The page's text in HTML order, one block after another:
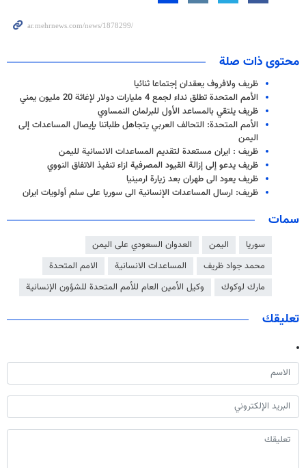
محتوى ذات صلة
ظريف ولافروف يعقدان إجتماعا ثنائيا
الأمم المتحدة تطلق نداء لجمع 4 مليارات دولار لإغاثة 20 مليون يمني
ظريف يلتقي بالمساعد الأول للبرلمان النمساوي
الأمم المتحدة: التحالف العربي يتجاهل طلباتنا بإيصال المساعدات إلى
اليمن
ظريف : ايران مستعدة لتقديم المساعدات الانسانية لليمن
ظريف يدعو إلى إزالة القيود المصرفية ازاء تنفيذ الاتفاق النووي
ظريف يعود الى طهران بعد زيارة ارمينيا
ظريف: ارسال المساعدات الإنسانية الى سوريا على سلم أولويات ايران
سمات
سوريا اليمن
العدوان السعودي على اليمن
محمد جواد ظريف
المساعدات الانسانية
الامم المتحدة
مارك لوكوك
وكيل الأمين العام للأمم المتحدة للشؤون الإنسانية
تعليقك